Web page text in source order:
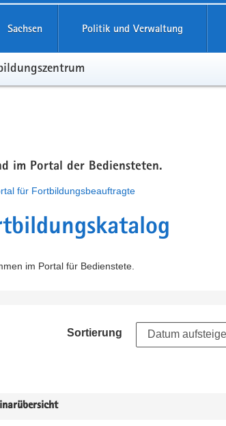
Sachsen Politik und Verwaltung
im Portal der Bediensteten.
für Fortbildungsbeauftragte
im Portal für Bedienstete.
Sortierung